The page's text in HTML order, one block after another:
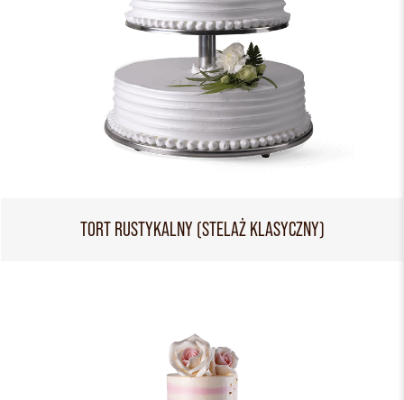
TORT RUSTYKALNY (STELAŻ KLASYCZNY)